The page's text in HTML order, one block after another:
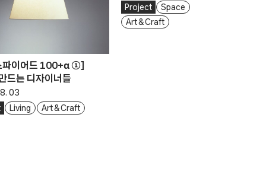
파이어드 100+α ①]
드는 디자이너들
03
Living Art & Craft
Project
Space
Art & Craft